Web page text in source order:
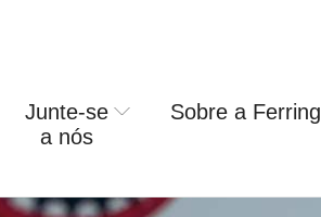
Junte-se
a nós
Sobre a Ferring